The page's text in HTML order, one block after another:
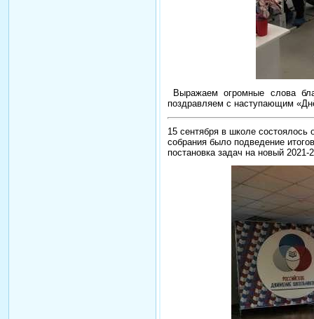
Выражаем огромные слова
поздравляем с наступающим
15 сентября в школе
собрания было подведение
постановка задач на новый 2021-